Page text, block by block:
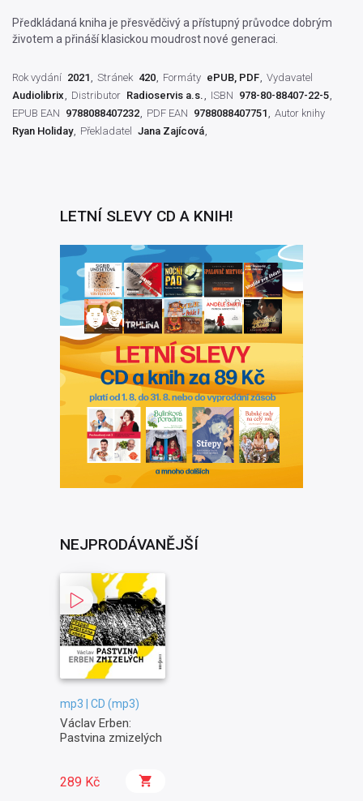
Předkládaná kniha je přesvědčivý a přístupný průvodce dobrým
životem a přináší klasickou moudrost nové generaci.
Rok vydání 2021 Stránek 420 Formáty ePUB, PDF Vydavatel
Audiolibrix
Distributor Radioservis a.s. ISBN 978-80-88407-22-5
EPUB EAN 9788088407232 PDF EAN 9788088407751
Autor knihy
Ryan Holiday
Překladatel Jana Zajícová
LETNÍ SLEVY CD A KNIH!
NEJPRODÁVANĚJŠÍ
mp3 | CD (mp3)
Václav Erben:
Pastvina zmizelých
289 Kč